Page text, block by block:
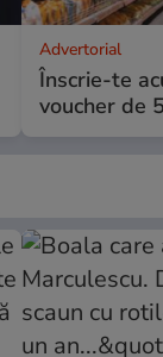
Advertorial
Înscrie-te
voucher de